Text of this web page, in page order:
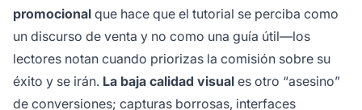
promocional que hace que el tutorial se perciba como
un discurso de venta y no como una guía útil—los
lectores notan cuando priorizas la comisión sobre su
éxito y se irán. La baja calidad visual es otro “asesino”
de conversiones; capturas borrosas, interfaces